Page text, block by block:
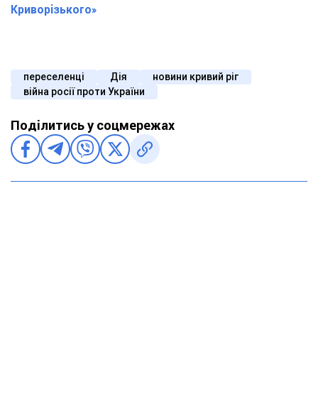
Криворізького»
переселенці Дія
новини кривий ріг
війна росії проти України
Поділитись у соцмережах